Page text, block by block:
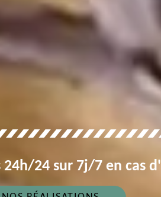
24 sur 7j/7 en cas